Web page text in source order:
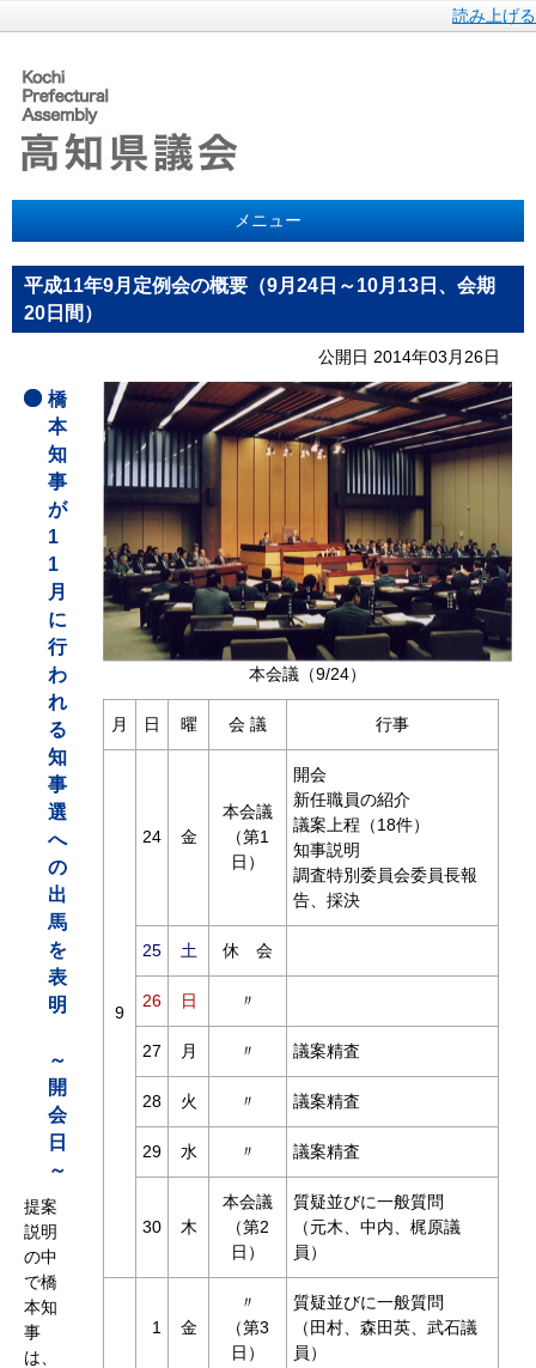
読み上げる
メニュー
平成11年9月定例会の概要（9月24日～10月13日、会期
20日間）
公開日 2014年03月26日
本会議（9/24）
月 日 曜 会 議 行事
9
24 金
本会議
（第1
日）
開会
新任職員の紹介
議案上程（18件）
知事説明
調査特別委員会委員長報
告、採決
25 土 休 会
26 日 〃
27 月 〃 議案精査
28 火 〃 議案精査
29 水 〃 議案精査
30 木
本会議
（第2
日）
質疑並びに一般質問
（元木、中内、梶原議
員）
1 金
〃
（第3
日）
質疑並びに一般質問
（田村、森田英、武石議
員）
橋
本
知
事
が
1
1
月
に
行
わ
れ
る
知
事
選
へ
の
出
馬
を
表
明
～
開
会
日
～
提案
説明
の中
で橋
本知
事
は、